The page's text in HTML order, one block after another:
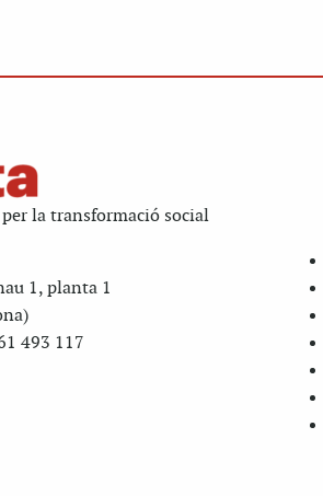
la transformació social
1, planta 1
493 117